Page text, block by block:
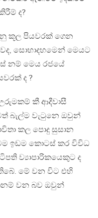
ද?
කූල පියවරක් ගෙන
සොභාදහමෙන් මෙයට
නම් මෙය රජයේ
ද ?
කී ආදීවාසී
බැල්ම වැටුනෙ ඔවුන්
කල පොදු සුසාන
ඉඩම කොටස් කර විවිධ
ව්‍යාපාරිකයෙකුට ද
මේ වන විට එහි
වන බව ඔවුන්